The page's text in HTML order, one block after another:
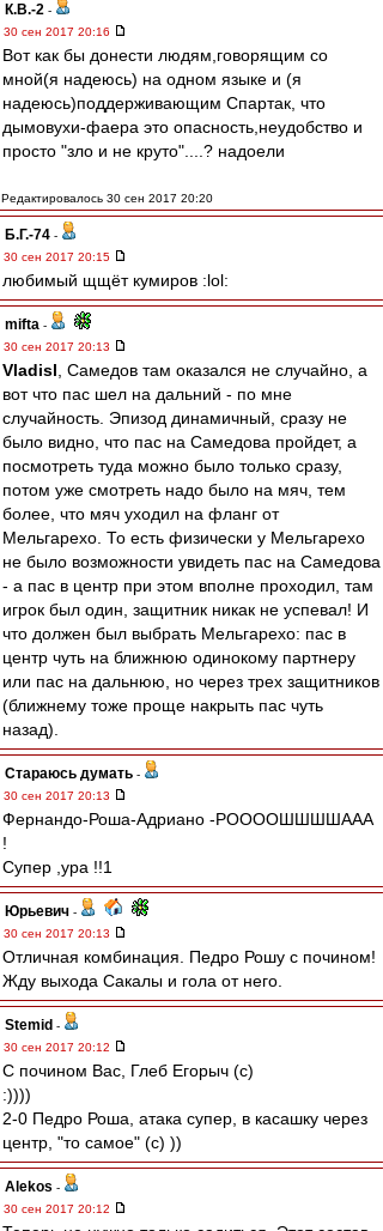
К.В.-2 -
30 сен 2017 20:16
Вот как бы донести людям,говорящим со
мной(я надеюсь) на одном языке и (я
надеюсь)поддерживающим Спартак, что
дымовухи-фаера это опасность,неудобство и
просто "зло и не круто"....? надоели
Редактировалось 30 сен 2017 20:20
Б.Г.-74 -
30 сен 2017 20:15
любимый щщёт кумиров :lol:
mifta -
30 сен 2017 20:13
Vladisl , Самедов там оказался не случайно, а
вот что пас шел на дальний - по мне
случайность. Эпизод динамичный, сразу не
было видно, что пас на Самедова пройдет, а
посмотреть туда можно было только сразу,
потом уже смотреть надо было на мяч, тем
более, что мяч уходил на фланг от
Мельгарехо. То есть физически у Мельгарехо
не было возможности увидеть пас на Самедова
- а пас в центр при этом вполне проходил, там
игрок был один, защитник никак не успевал! И
что должен был выбрать Мельгарехо: пас в
центр чуть на ближнюю одинокому партнеру
или пас на дальнюю, но через трех защитников
(ближнему тоже проще накрыть пас чуть
назад).
Стараюсь думать -
30 сен 2017 20:13
Фернандо-Роша-Адриано -РООООШШШШААА
!
Супер ,ура !!1
Юрьевич -
30 сен 2017 20:13
Отличная комбинация. Педро Рошу с почином!
Жду выхода Сакалы и гола от него.
Stemid -
30 сен 2017 20:12
С почином Вас, Глеб Егорыч (с)
:))))
2-0 Педро Роша, атака супер, в касашку через
центр, "то самое" (с) ))
Alekos -
30 сен 2017 20:12